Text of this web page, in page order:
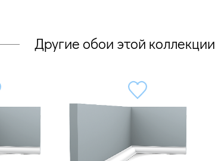
Другие обои этой коллекции